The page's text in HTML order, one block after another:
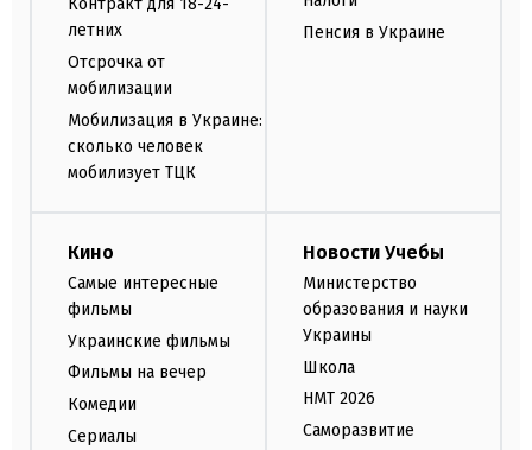
Контракт для 18-24-
летних
Отсрочка от
мобилизации
Мобилизация в Украине:
сколько человек
мобилизует ТЦК
Пенсия в Украине
Кино
Самые интересные
фильмы
Украинские фильмы
Фильмы на вечер
Комедии
Сериалы
Новости Учебы
Министерство
образования и науки
Украины
Школа
НМТ 2026
Саморазвитие